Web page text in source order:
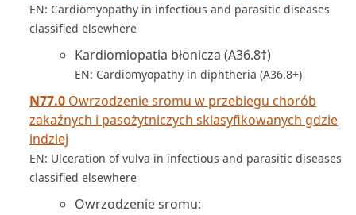
EN: Cardiomyopathy in infectious and parasitic diseases
classified elsewhere
Kardiomiopatia błonicza (A36.8†)
EN: Cardiomyopathy in diphtheria (A36.8+)
N77.0 Owrzodzenie sromu w przebiegu chorób
zakaźnych i pasożytniczych sklasyfikowanych gdzie
indziej
EN: Ulceration of vulva in infectious and parasitic diseases
classified elsewhere
Owrzodzenie sromu: